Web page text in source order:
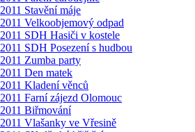
2011 Stavění máje
2011 Velkoobjemový odpad
2011 SDH Hasiči v kostele
2011 SDH Posezení s hudbou
2011 Zumba party
2011 Den matek
2011 Kladení věnců
2011 Farní zájezd Olomouc
2011 Biřmování
2011 Vlašanky ve Vřesině